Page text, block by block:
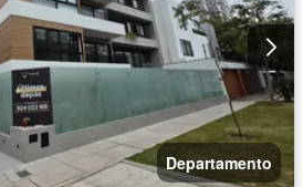
Departamento